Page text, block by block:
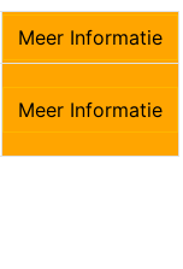
Meer Informatie
Meer Informatie